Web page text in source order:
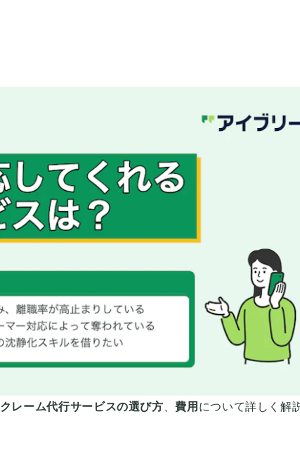
クレーム代行サービスの選び方 、費用 について詳しく解